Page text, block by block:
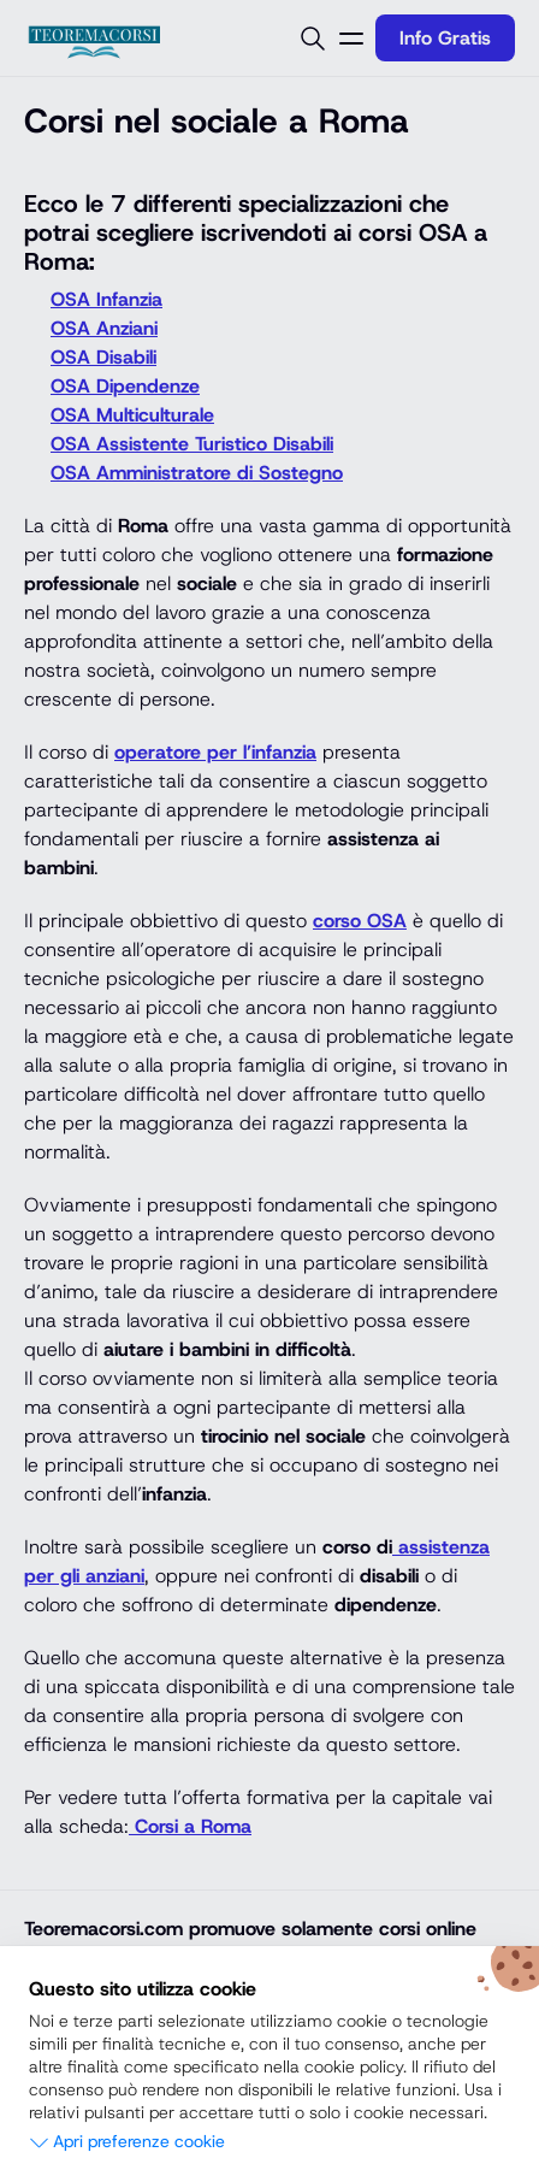
Info Gratis
Corsi nel sociale a Roma
Ecco le 7 differenti specializzazioni che
potrai scegliere iscrivendoti ai corsi OSA a
Roma:
OSA Infanzia
OSA Anziani
OSA Disabili
OSA Dipendenze
OSA Multiculturale
OSA Assistente Turistico Disabili
OSA Amministratore di Sostegno
La città di Roma offre una vasta gamma di opportunità
per tutti coloro che vogliono ottenere una formazione
professionale nel sociale e che sia in grado di inserirli
nel mondo del lavoro grazie a una conoscenza
approfondita attinente a settori che, nell’ambito della
nostra società, coinvolgono un numero sempre
crescente di persone.
Il corso di operatore per l’infanzia presenta
caratteristiche tali da consentire a ciascun soggetto
partecipante di apprendere le metodologie principali
fondamentali per riuscire a fornire assistenza ai
bambini.
Il principale obbiettivo di questo corso OSA è quello di
consentire all’operatore di acquisire le principali
tecniche psicologiche per riuscire a dare il sostegno
necessario ai piccoli che ancora non hanno raggiunto
la maggiore età e che, a causa di problematiche legate
alla salute o alla propria famiglia di origine, si trovano in
particolare difficoltà nel dover affrontare tutto quello
che per la maggioranza dei ragazzi rappresenta la
normalità.
Ovviamente i presupposti fondamentali che spingono
un soggetto a intraprendere questo percorso devono
trovare le proprie ragioni in una particolare sensibilità
d’animo, tale da riuscire a desiderare di intraprendere
una strada lavorativa il cui obbiettivo possa essere
quello di aiutare i bambini in difficoltà.
Il corso ovviamente non si limiterà alla semplice teoria
ma consentirà a ogni partecipante di mettersi alla
prova attraverso un tirocinio nel sociale che coinvolgerà
le principali strutture che si occupano di sostegno nei
confronti dell’infanzia.
Inoltre sarà possibile scegliere un corso di assistenza
per gli anziani, oppure nei confronti di disabili o di
coloro che soffrono di determinate dipendenze.
Quello che accomuna queste alternative è la presenza
di una spiccata disponibilità e di una comprensione tale
da consentire alla propria persona di svolgere con
efficienza le mansioni richieste da questo settore.
Per vedere tutta l’offerta formativa per la capitale vai
alla scheda: Corsi a Roma
Teoremacorsi.com promuove solamente corsi online
professionali, corsi per il diploma online, lauree e master
online di comprovata qualità e con attestato finale
riconosciuto e spendibile sul mercato del lavoro. Trova
la soluzione ideale e arricchisci il tuo percorso di studi
con noi.
Secondo Diploma
Questo sito utilizza cookie
Noi e terze parti selezionate utilizziamo cookie o tecnologie
simili per finalità tecniche e, con il tuo consenso, anche per
altre finalità come specificato nella cookie policy. Il rifiuto del
consenso può rendere non disponibili le relative funzioni. Usa i
relativi pulsanti per accettare tutti o solo i cookie necessari.
Apri preferenze cookie